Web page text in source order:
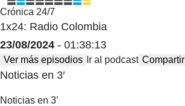
Crónica 24/7
1x24: Radio Colombia
23/08/2024 - 01:38:13
Ver más episodios Ir al podcast Compartir
Noticias en 3′
Noticias en 3′